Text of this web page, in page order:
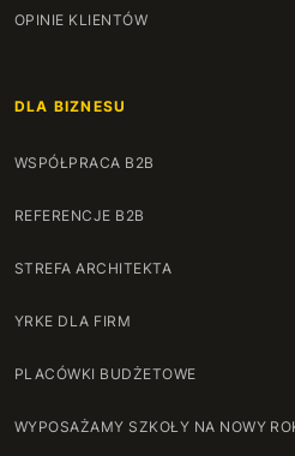
OPINIE KLIENTÓW
DLA BIZNESU
WSPÓŁPRACA B2B
REFERENCJE B2B
STREFA ARCHITEKTA
YRKE DLA FIRM
PLACÓWKI BUDŻETOWE
WYPOSAŻAMY SZKOŁY NA NOWY